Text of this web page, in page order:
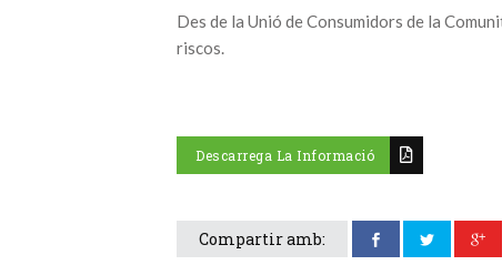
Des de la Unió de Consumidors de la
riscos.
Descarrega La Informació
Compartir amb: